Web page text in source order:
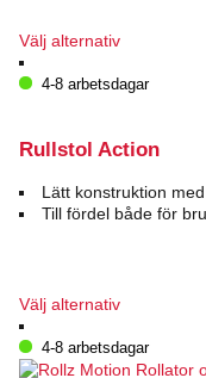
Välj alternativDen
produkten
varianter.
olika
alternativen
4-8 arbetsdagar
Rullstol Action
Lätt konstruktion
Till fördel både för
Välj alternativDen
produkten
har
4-8 arbetsdagar